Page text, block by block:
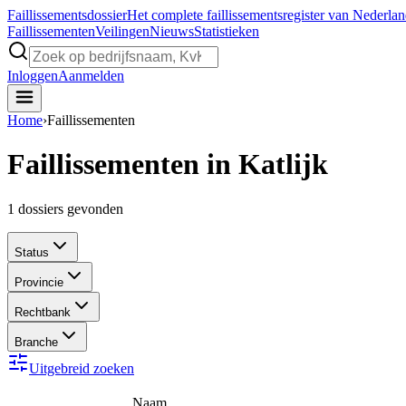
FaillissementsdossierHet complete faillissementsregister van
FaillissementenVeilingenNieuwsStatistieken
InloggenAanmelden
Home›Faillissementen
Faillissementen in Katlijk
1 dossiers gevonden
Status
Provincie
Rechtbank
Branche
Uitgebreid zoeken
Naam